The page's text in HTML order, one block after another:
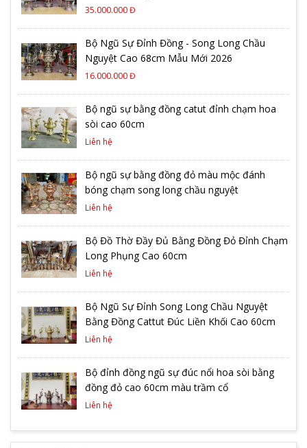
35.000.000 Đ
Bộ Ngũ Sự Đỉnh Đồng - Song Long Chầu
Nguyệt Cao 68cm Mẫu Mới 2026
16.000.000 Đ
Bộ ngũ sự bằng đồng catut đỉnh chạm hoa
sòi cao 60cm
Liên hệ
Bộ ngũ sự bằng đồng đỏ màu mộc đánh
bóng chạm song long chầu nguyệt
Liên hệ
Bộ Đồ Thờ Đầy Đủ Bằng Đồng Đỏ Đỉnh Chạm
Long Phụng Cao 60cm
Liên hệ
Bộ Ngũ Sự Đỉnh Song Long Chầu Nguyệt
Bằng Đồng Cattut Đúc Liền Khối Cao 60cm
Liên hệ
Bộ đỉnh đồng ngũ sự đúc nổi hoa sòi bằng
đồng đỏ cao 60cm màu trầm cổ
Liên hệ